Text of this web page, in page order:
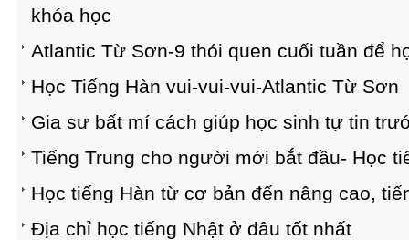
khóa học
Atlantic Từ Sơn-9 thói quen cuối tuần để
Học Tiếng Hàn vui-vui-vui-Atlantic Từ Sơn
Gia sư bất mí cách giúp học sinh tự tin
Tiếng Trung cho người mới bắt đầu- Học
Học tiếng Hàn từ cơ bản đến nâng cao,
Địa chỉ học tiếng Nhật ở đâu tốt nhất